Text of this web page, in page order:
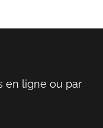
en ligne ou par